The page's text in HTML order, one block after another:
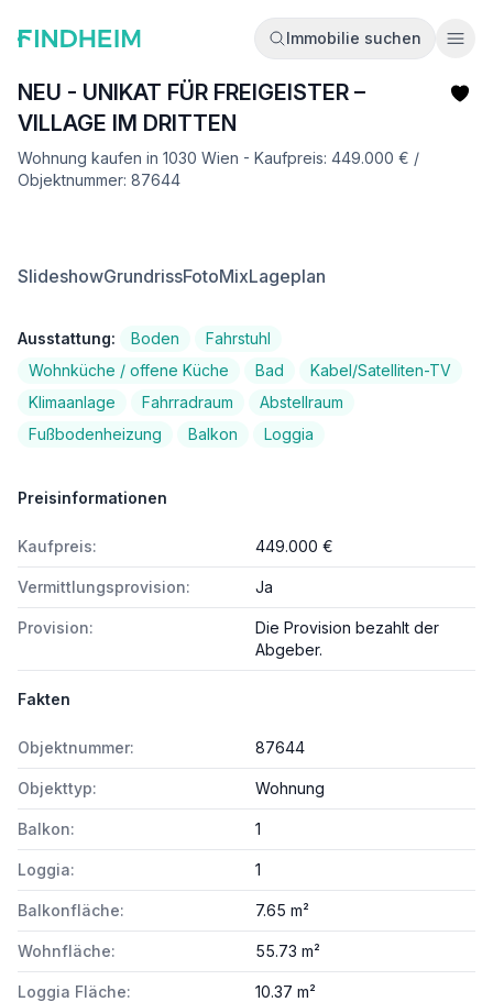
Immobilie suchen
NEU - UNIKAT FÜR FREIGEISTER –
VILLAGE IM DRITTEN
Wohnung kaufen in 1030 Wien - Kaufpreis: 449.000 € /
Objektnummer: 87644
SlideshowGrundrissFotoMixLageplan
Ausstattung: Boden
Fahrstuhl
Wohnküche / offene Küche
Bad
Kabel/Satelliten-TV
Klimaanlage
Fahrradraum
Abstellraum
Fußbodenheizung
Balkon Loggia
Preisinformationen
Kaufpreis: 449.000 €
Vermittlungsprovision: Ja
Provision:
Die Provision bezahlt der
Abgeber.
Fakten
Objektnummer: 87644
Objekttyp: Wohnung
Balkon: 1
Loggia: 1
Balkonfläche: 7.65 m²
Wohnfläche: 55.73 m²
Loggia Fläche: 10.37 m²